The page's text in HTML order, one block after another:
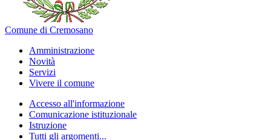
Comune di Cremosano
Amministrazione
Novità
Servizi
Vivere il comune
Accesso all'informazione
Comunicazione istituzionale
Istruzione
Tutti gli argomenti...